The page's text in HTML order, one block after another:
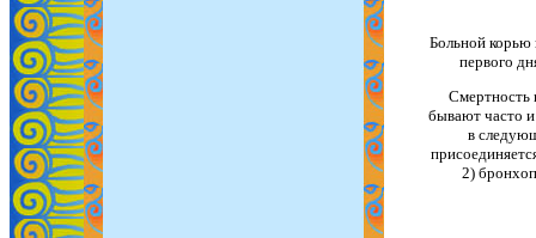
Больной корью
первого
Смертность
бывают часто
в
2)